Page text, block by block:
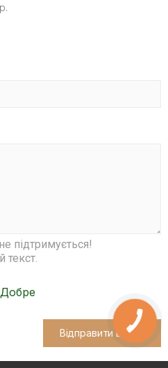
підтримується!
текст.
Добре
Відправити відгук